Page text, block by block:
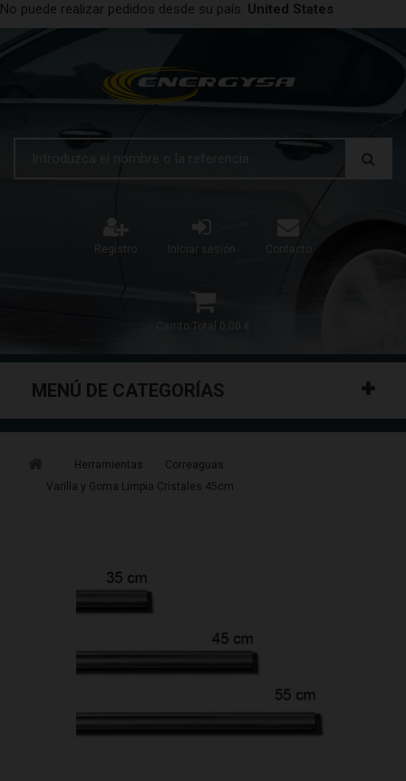
No puede realizar pedidos desde su país. United States
Registro Iniciar sesión Contacto
Carrito Total 0,00 €
MENÚ DE CATEGORÍAS
Herramientas
Correaguas
Varilla y Goma Limpia Cristales 45cm